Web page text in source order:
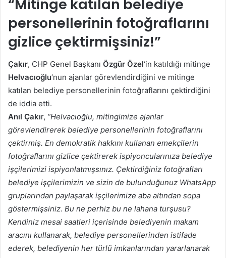
“Mitinge katılan belediye
personellerinin fotoğraflarını
gizlice çektirmişsiniz!”
Çakır, CHP Genel Başkanı Özgür Özel‘in katıldığı mitinge
Helvacıoğlu‘nun ajanlar görevlendirdiğini ve mitinge
katılan belediye personellerinin fotoğraflarını çektirdiğini
de iddia etti.
Anıl Çakır, “Helvacıoğlu, mitingimize ajanlar
görevlendirerek belediye personellerinin fotoğraflarını
çektirmiş. En demokratik hakkını kullanan emekçilerin
fotoğraflarını gizlice çektirerek ispiyoncularınıza belediye
işçilerimizi ispiyonlatmışsınız. Çektirdiğiniz fotoğrafları
belediye işçilerimizin ve sizin de bulunduğunuz WhatsApp
gruplarından paylaşarak işçilerimize aba altından sopa
göstermişsiniz. Bu ne perhiz bu ne lahana turşusu?
Kendiniz mesai saatleri içerisinde belediyenin makam
aracını kullanarak, belediye personellerinden istifade
ederek, belediyenin her türlü imkanlarından yararlanarak